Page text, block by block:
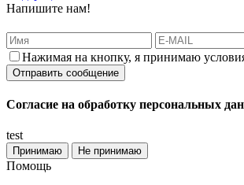
Напишите нам!
Нажимая на кнопку, я принимаю
Согласие на обработку персональных
test
Принимаю Не принимаю
Помощь